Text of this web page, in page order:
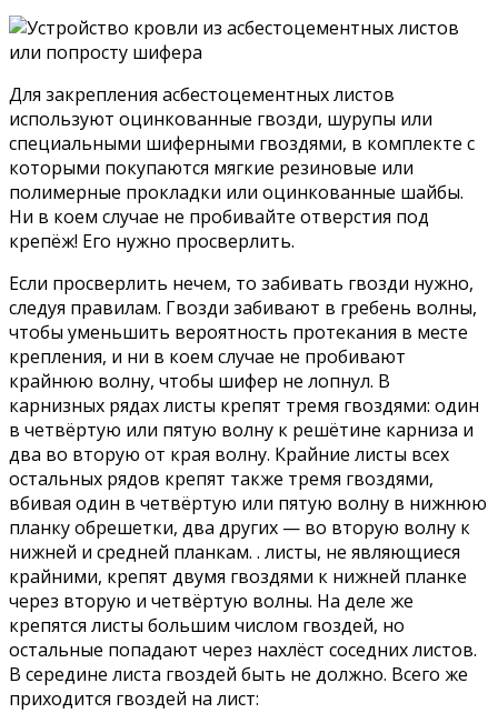
Для закрепления асбестоцементных листов
используют оцинкованные гвозди, шурупы или
специальными шиферными гвоздями, в комплекте с
которыми покупаются мягкие резиновые или
полимерные прокладки или оцинкованные шайбы.
Ни в коем случае не пробивайте отверстия под
крепёж! Его нужно просверлить.
Если просверлить нечем, то забивать гвозди нужно,
следуя правилам. Гвозди забивают в гребень волны,
чтобы уменьшить вероятность протекания в месте
крепления, и ни в коем случае не пробивают
крайнюю волну, чтобы шифер не лопнул. В
карнизных рядах листы крепят тремя гвоздями: один
в четвёртую или пятую волну к решётине карниза и
два во вторую от края волну. Крайние листы всех
остальных рядов крепят также тремя гвоздями,
вбивая один в четвёртую или пятую волну в нижнюю
планку обрешетки, два других — во вторую волну к
нижней и средней планкам. . листы, не являющиеся
крайними, крепят двумя гвоздями к нижней планке
через вторую и четвёртую волны. На деле же
крепятся листы большим числом гвоздей, но
остальные попадают через нахлёст соседних листов.
В середине листа гвоздей быть не должно. Всего же
приходится гвоздей на лист: